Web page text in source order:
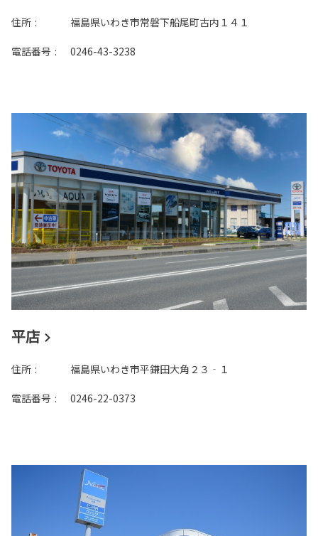
住所 : 福島県いわき市常磐下船尾町古内１４１
電話番号 : 0246-43-3238
平店
住所 : 福島県いわき市平鎌田大角２３‐１
電話番号 : 0246-22-0373
条件で絞り込む リセット
エリア
試乗車
バリアフリー/フラットフ